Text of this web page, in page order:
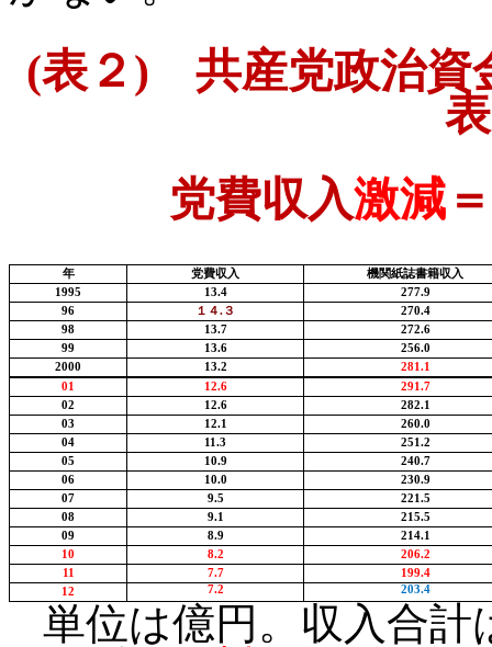
(表２ ) 共産党政治資
党費収入激減
年 党費収入
機関紙誌書籍収入
1995
13.4
277.9
96
１４.３
270.4
98
13.7
272.6
99
13.6
256.0
2000
13.2
281.1
01
12.6
291.7
02
12.6
282.1
03
12.1
260.0
04
11.3
251.2
05
10.9
240.7
06
10.0
230.9
07
9.5
221.5
08
9.1
215.5
09
8.9
214.1
10
8.2
206.2
11
7.7
199.4
12
7.2 203.4
単位は億円。収入合